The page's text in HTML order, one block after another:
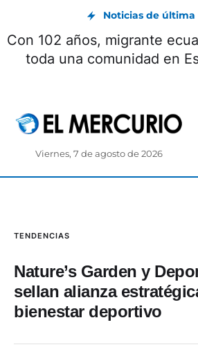
Noticias de última
Con 102 años, migrante
toda una comunidad en
Viernes, 7 de agosto de 2026
TENDENCIAS
Nature’s Garden y
sellan alianza
bienestar deportivo